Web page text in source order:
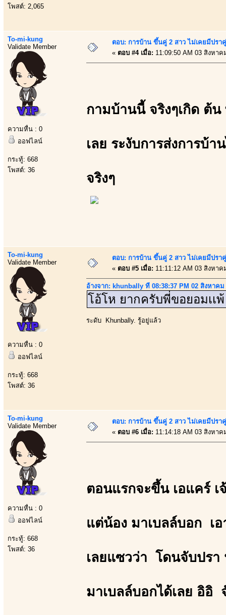
โพสต์: 2,065
To-mi-kung
Validate Member
ความหื่น : 0
ออฟไลน์
กระทู้: 668
โพสต์: 36
ตอบ: การบ้าน ขึ้นคู่ 2 สาว ไม่เคยมีปร
« ตอบ #4 เมื่อ: 11:09:50 AM 03 สิงหาค
กามบ้านนี้ จริงๆเกิด ต้
เลย ระงับการส่งการบ้
จริงๆ
To-mi-kung
Validate Member
ความหื่น : 0
ออฟไลน์
กระทู้: 668
โพสต์: 36
ตอบ: การบ้าน ขึ้นคู่ 2 สาว ไม่เคยมีปร
« ตอบ #5 เมื่อ: 11:11:12 AM 03 สิงหาค
อ้างจาก: khunbally ที่ 08:38:37 PM 02 สิงหาคม
โอ้โห ยากครับพี่ขอยอมเเพ้
ระดับ Khunbally. รู้อยู่แล้ว
To-mi-kung
Validate Member
ความหื่น : 0
ออฟไลน์
กระทู้: 668
โพสต์: 36
ตอบ: การบ้าน ขึ้นคู่ 2 สาว ไม่เคยมีปร
« ตอบ #6 เมื่อ: 11:14:18 AM 03 สิงหาค
ตอนแรกจะขึ้น เอแคร์
แต่น้อง มาเบลล์บอก เ
เลยแซวว่า โดนจับปร
มาเบลล์บอกได้เลย อิอิ